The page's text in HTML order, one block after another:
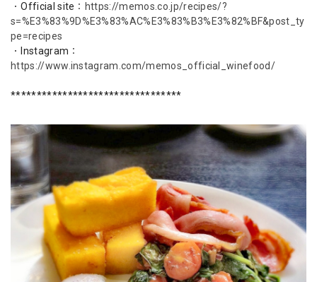
・Official site： https://memos.co.jp/recipes/?
s=%E3%83%9D%E3%83%AC%E3%83%B3%E3%82%BF&post_ty
pe=recipes
・Instagram：
https://www.instagram.com/memos_official_winefood/
*********************************